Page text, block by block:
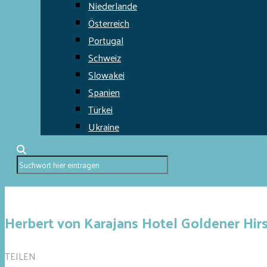
Niederlande
Österreich
Portugal
Schweiz
Slowakei
Spanien
Türkei
Ukraine
Herbert von Karajans Hotel Goldener
TEILEN